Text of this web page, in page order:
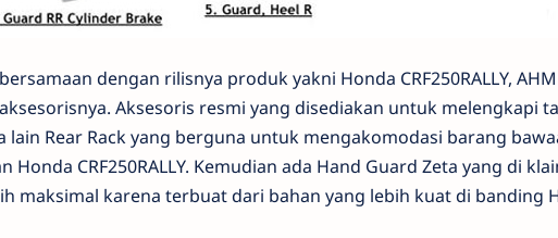
dengan rilisnya produk yakni Honda CRF250RALLY,
Aksesoris resmi yang disediakan untuk melengkapi
lain Rear Rack yang berguna untuk mengakomodasi barang
CRF250RALLY. Kemudian ada Hand Guard Zeta yang di
maksimal karena terbuat dari bahan yang lebih kuat di banding